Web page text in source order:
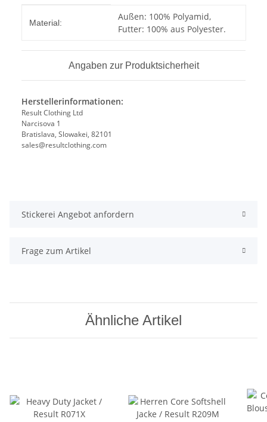
Material:
Außen: 100% Polyamid,
Futter: 100% aus Polyester.
Angaben zur Produktsicherheit
Herstellerinformationen:
Result Clothing Ltd
Narcisova 1
Bratislava, Slowakei, 82101
sales@resultclothing.com
Stickerei Angebot anfordern
Frage zum Artikel
Ähnliche Artikel